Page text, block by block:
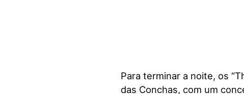
Para terminar a noite, os
das Conchas, com um